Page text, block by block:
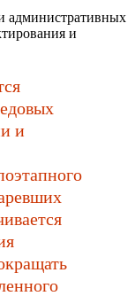
административных
и
и